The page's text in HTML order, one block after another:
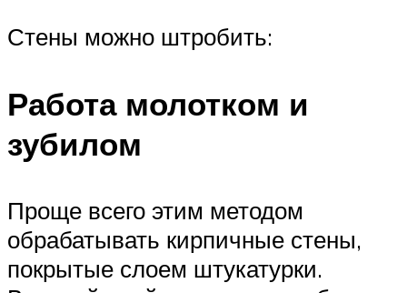
Стены можно штробить:
Работа молотком и
зубилом
Проще всего этим методом
обрабатывать кирпичные стены,
покрытые слоем штукатурки.